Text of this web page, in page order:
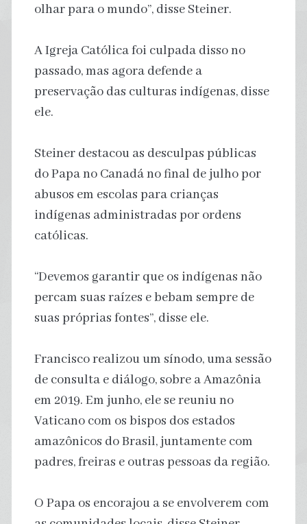
olhar para o mundo”, disse Steiner.
A Igreja Católica foi culpada disso no
passado, mas agora defende a
preservação das culturas indígenas, disse
ele.
Steiner destacou as desculpas públicas
do Papa no Canadá no final de julho por
abusos em escolas para crianças
indígenas administradas por ordens
católicas.
“Devemos garantir que os indígenas não
percam suas raízes e bebam sempre de
suas próprias fontes”, disse ele.
Francisco realizou um sínodo, uma sessão
de consulta e diálogo, sobre a Amazônia
em 2019. Em junho, ele se reuniu no
Vaticano com os bispos dos estados
amazônicos do Brasil, juntamente com
padres, freiras e outras pessoas da região.
O Papa os encorajou a se envolverem com